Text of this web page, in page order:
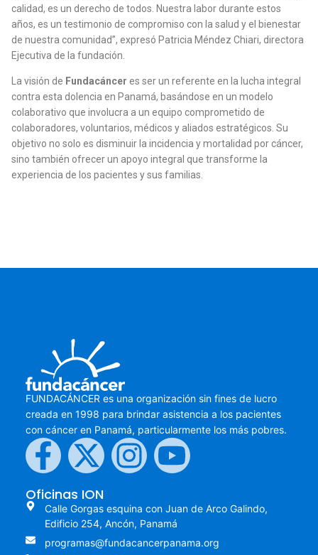
calidad, es un derecho de todos. Nuestra labor durante estos
años, es un testimonio de compromiso con la salud y el bienestar
de nuestra comunidad”, expresó Patricia Méndez Chiari, directora
Ejecutiva de la fundación.
La visión de Fundacáncer es ser un referente en la lucha integral
contra esta dolencia en Panamá, basándose en un modelo
colaborativo que involucra a un equipo comprometido de
colaboradores, voluntarios, médicos y aliados estratégicos. Su
objetivo no solo es disminuir la incidencia y mortalidad por cáncer,
sino también ofrecer un apoyo integral que transforme la
experiencia de los pacientes y sus familias.
FUNDACÁNCER es una organización sin fines de lucro
creada en 1998 para brindar asistencia a los pacientes
con cáncer en Panamá, particularmente los más pobres.
Oficinas ION
Calle Gorgas esquina con Juan de Arco Galindo,
Edificio 254, Ancón, Panamá
programas@fundacancerpanama.org